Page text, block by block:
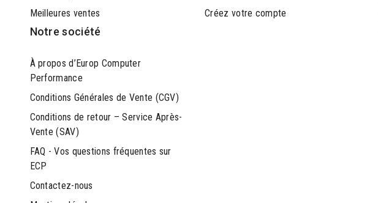
Meilleures ventes
Notre société
À propos d’Europ Computer
Performance
Conditions Générales de Vente (CGV)
Conditions de retour – Service Après-
Vente (SAV)
FAQ - Vos questions fréquentes sur
ECP
Contactez-nous
Créez votre compte